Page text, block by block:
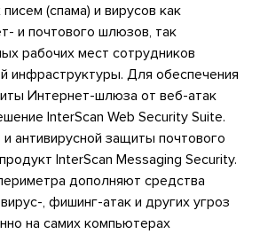
(спама) и вирусов как
и почтового шлюзов, так
рабочих мест сотрудников
инфраструктуры. Для обеспечения
Интернет-шлюза от веб-атак
InterScan Web Security Suite.
антивирусной защиты почтового
InterScan Messaging Security.
дополняют средства
, фишинг-атак и других угроз
на самих компьютерах